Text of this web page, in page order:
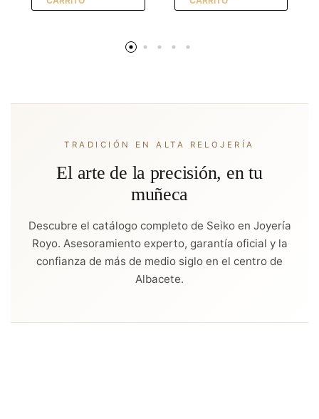
TRADICIÓN EN ALTA RELOJERÍA
El arte de la precisión, en tu
muñeca
Descubre el catálogo completo de Seiko en Joyería
Royo. Asesoramiento experto, garantía oficial y la
confianza de más de medio siglo en el centro de
Albacete.